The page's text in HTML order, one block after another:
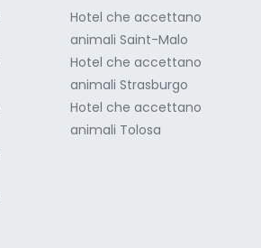
Hotel che accettano
animali Saint-Malo
Hotel che accettano
animali Strasburgo
Hotel che accettano
animali Tolosa